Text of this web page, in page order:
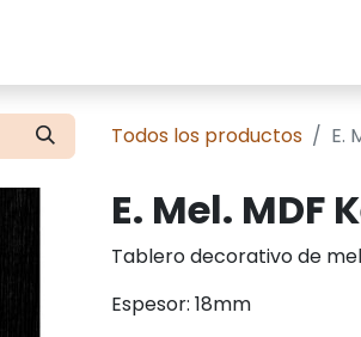
Todos los productos E.
E. Mel. MDF
Tablero decorativo de
Espesor: 18mm